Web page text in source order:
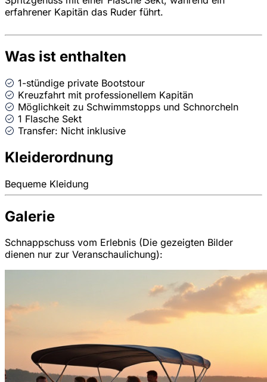
erfahrener Kapitän das Ruder führt.
Was ist enthalten
1-stündige private Bootstour
Kreuzfahrt mit professionellem Kapitän
Möglichkeit zu Schwimmstopps und Schnorcheln
1 Flasche Sekt
Transfer: Nicht inklusive
Kleiderordnung
Bequeme Kleidung
Galerie
Schnappschuss vom Erlebnis (Die gezeigten Bilder
dienen nur zur Veranschaulichung):